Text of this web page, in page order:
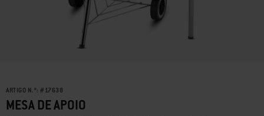
ARTIGO N.º: # 17638
MESA DE APOIO